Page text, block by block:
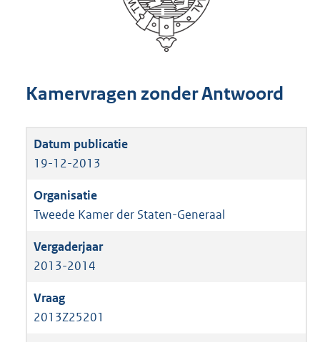
Kamervragen zonder Antwoord
19-12-2013
Tweede Kamer der Staten-Generaal
2013-2014
2013Z25201